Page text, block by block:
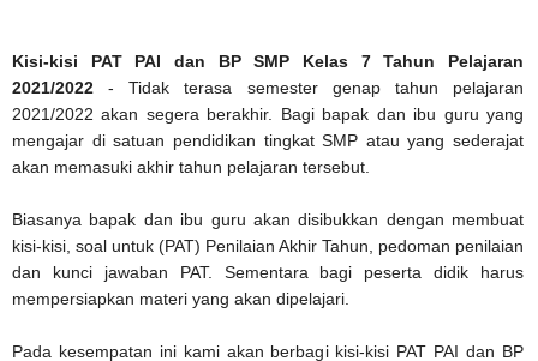
Kisi-kisi PAT PAI dan BP SMP Kelas 7 Tahun Pelajaran
2021/2022 - Tidak terasa semester genap tahun pelajaran
2021/2022 akan segera berakhir. Bagi bapak dan ibu guru yang
mengajar di satuan pendidikan tingkat SMP atau yang sederajat
akan memasuki akhir tahun pelajaran tersebut.
Biasanya bapak dan ibu guru akan disibukkan dengan membuat
kisi-kisi, soal untuk (PAT) Penilaian Akhir Tahun, pedoman penilaian
dan kunci jawaban PAT. Sementara bagi peserta didik harus
mempersiapkan materi yang akan dipelajari.
Pada kesempatan ini kami akan berbagi kisi-kisi PAT PAI dan BP